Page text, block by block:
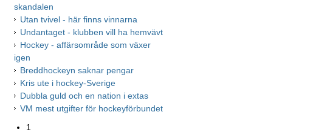
skandalen
Utan tvivel - här finns vinnarna
Undantaget - klubben vill ha hemvävt
Hockey - affärsområde som växer
igen
Breddhockeyn saknar pengar
Kris ute i hockey-Sverige
Dubbla guld och en nation i extas
VM mest utgifter för hockeyförbundet
1